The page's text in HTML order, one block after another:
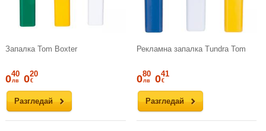
Запалка Tom Boxter
Разгледай
040
лв 020
€
Рекламна запалка Tundra Tom
Разгледай
080
лв 041
€